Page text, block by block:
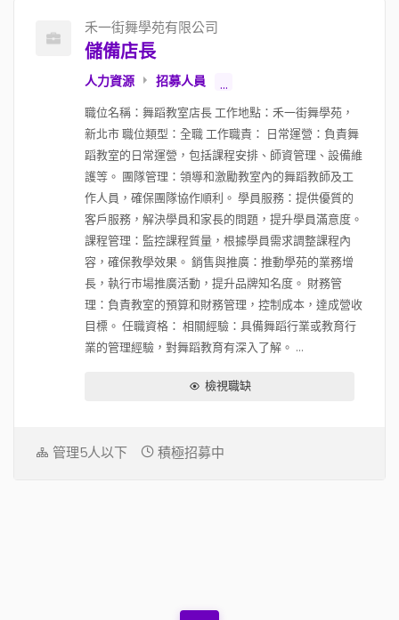
禾一街舞學苑有限公司
儲備店長
人力資源 招募人員 ...
職位名稱：舞蹈教室店長 工作地點：禾一街舞學苑，
新北市 職位類型：全職 工作職責： 日常運營：負責舞
蹈教室的日常運營，包括課程安排、師資管理、設備維
護等。 團隊管理：領導和激勵教室內的舞蹈教師及工
作人員，確保團隊協作順利。 學員服務：提供優質的
客戶服務，解決學員和家長的問題，提升學員滿意度。
課程管理：監控課程質量，根據學員需求調整課程內
容，確保教學效果。 銷售與推廣：推動學苑的業務增
長，執行市場推廣活動，提升品牌知名度。 財務管
理：負責教室的預算和財務管理，控制成本，達成營收
目標。 任職資格： 相關經驗：具備舞蹈行業或教育行
業的管理經驗，對舞蹈教育有深入了解。 ...
檢視職缺
管理5人以下 積極招募中